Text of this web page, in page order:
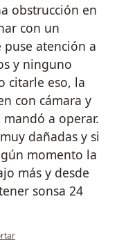
obstrucción en
con un
atención a
y ninguno
citarle eso, la
con cámara y
a operar.
dañadas y si
momento la
más y desde
sonsa 24
del usuario Orlando